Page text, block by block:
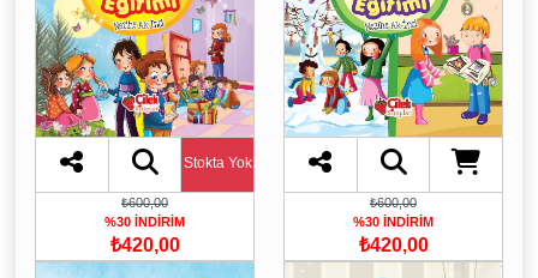
Stokta Yok
₺600,00
%30 İNDİRİM
₺420,00
₺600,00
%30 İNDİRİM
₺420,00